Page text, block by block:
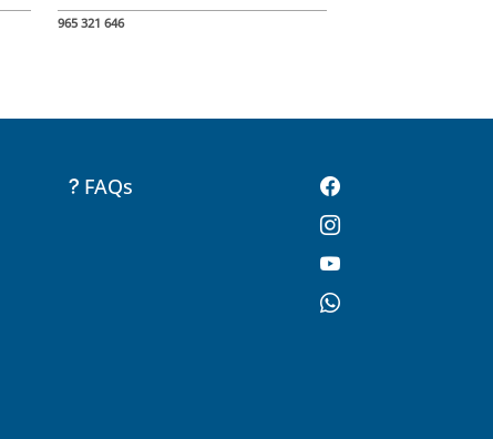
965 321 646
FAQs